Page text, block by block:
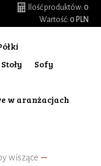
Ilość produktów: 0
Wartość: 0 PLN
Stoły
Sofy
w aranżacjach
wiszące